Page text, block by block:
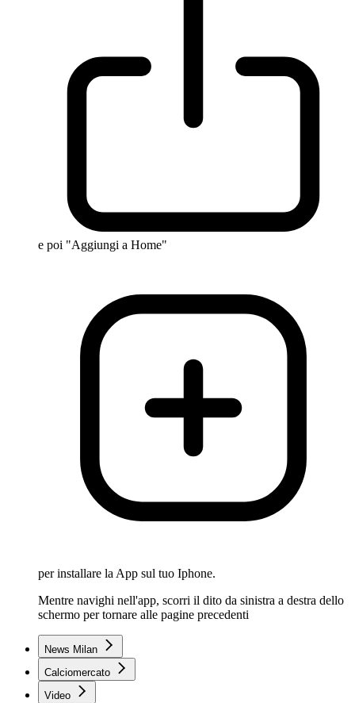
e poi "Aggiungi a Home"
per installare la App sul tuo Iphone.
Mentre navighi nell'app, scorri il dito da sinistra a destra dello
schermo per tornare alle pagine precedenti
News Milan
Calciomercato
Video